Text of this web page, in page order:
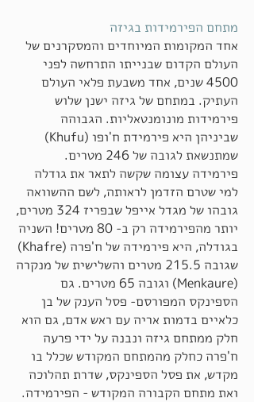
מתחם הפירמידות בגיזה
אחד המקומות המיוחדים והמסקרנים של
העולם הקדום שבנייתו התרחשה לפני
4500 שנים, אחד משבעת פלאי העולם
העתיק. במתחם של גיזה ישנן שלוש
פירמידות מונומנטאליות. הגבוהה
שביניהן היא פירמידת ח'ופו (Khufu)
שמתנשאת לגובה של 246 מטרים.
פירמידה עצומה שקשה לתאר את גודלה
למי שטרם הזדמן לראותה, לשם ההשוואה
גובהו של מגדל אייפל שבפריז 324 מטרים,
יותר מהפירמידה רק ב- 80 מטרים! השניה
בגודלה, היא פירמידה של ח'פרה (Khafre)
שגובה 215.5 מטרים והשלישית של מנקרה
(Menkaure) וגובה 65 מטרים. גם
הספינקס המפורסם- פסל הענק של בן
כלאיים בדמות אריה עם ראש אדם, גם הוא
חלק ממתחם גיזה ונבנה על ידי פרעה
ח'פרה כחלק מהמתחם המקודש שכלל בו
מקדש, את פסל הספינקס, שדרת תהלוכה
ואת מתחם הקבורה המקודש - הפירמידה.